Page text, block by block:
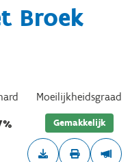
Broek
Moeilijkheidsgraad
Gemakkelijk